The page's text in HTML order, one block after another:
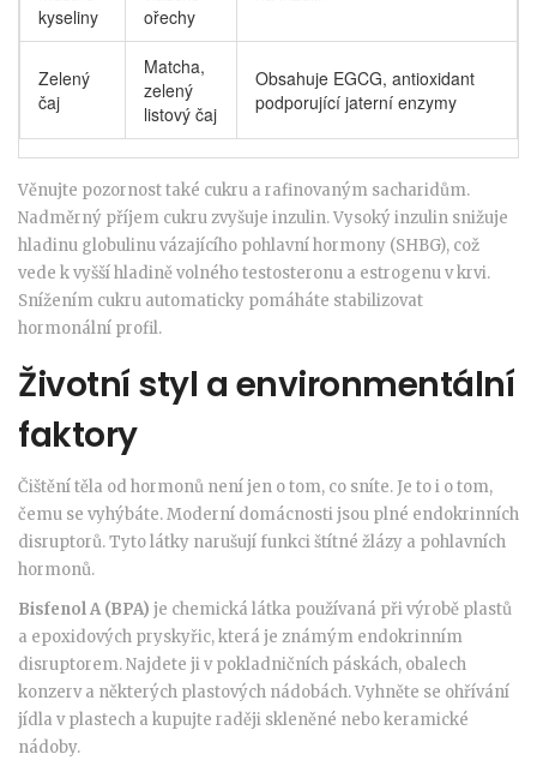
kyseliny
ořechy
Zelený
čaj
Matcha,
zelený
listový čaj
Obsahuje EGCG, antioxidant
podporující jaterní enzymy
Věnujte pozornost také cukru a rafinovaným sacharidům.
Nadměrný příjem cukru zvyšuje inzulin. Vysoký inzulin snižuje
hladinu globulinu vázajícího pohlavní hormony (SHBG), což
vede k vyšší hladině volného testosteronu a estrogenu v krvi.
Snížením cukru automaticky pomáháte stabilizovat
hormonální profil.
Životní styl a environmentální
faktory
Čištění těla od hormonů není jen o tom, co sníte. Je to i o tom,
čemu se vyhýbáte. Moderní domácnosti jsou plné endokrinních
disruptorů. Tyto látky narušují funkci štítné žlázy a pohlavních
hormonů.
Bisfenol A (BPA) je chemická látka používaná při výrobě plastů
a epoxidových pryskyřic, která je známým endokrinním
disruptorem. Najdete ji v pokladničních páskách, obalech
konzerv a některých plastových nádobách. Vyhněte se ohřívání
jídla v plastech a kupujte raději skleněné nebo keramické
nádoby.